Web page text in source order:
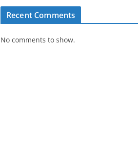
Recent Comments
No comments to show.